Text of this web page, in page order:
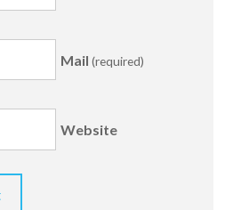
Mail (required)
Website